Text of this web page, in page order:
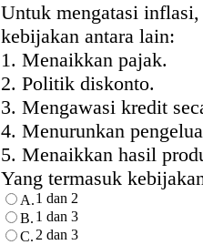
Untuk mengatasi
kebijakan antara lain:
1. Menaikkan pajak.
2. Politik diskonto.
3. Mengawasi kredit
4. Menurunkan
5. Menaikkan hasil
Yang termasuk
A.1 dan 2
B. 1 dan 3
C. 2 dan 3